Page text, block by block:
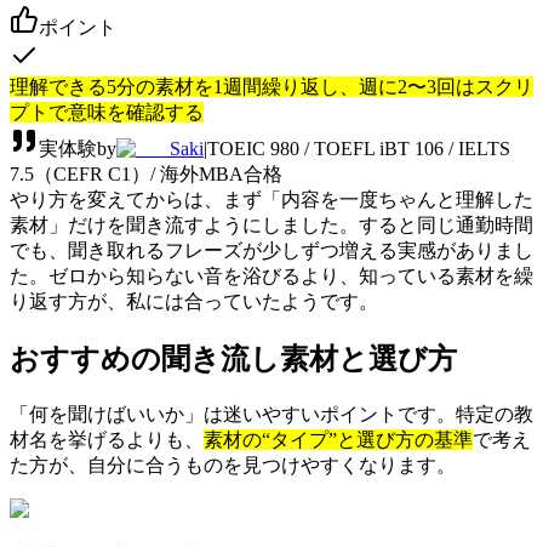
ポイント
理解できる5分の素材を1週間繰り返し、週に2〜3回はスクリ
プトで意味を確認する
実体験by Saki|TOEIC 980 / TOEFL iBT 106 / IELTS
7.5（CEFR C1）/ 海外MBA合格
やり方を変えてからは、まず「内容を一度ちゃんと理解した
素材」だけを聞き流すようにしました。すると同じ通勤時間
でも、聞き取れるフレーズが少しずつ増える実感がありまし
た。ゼロから知らない音を浴びるより、知っている素材を繰
り返す方が、私には合っていたようです。
おすすめの聞き流し素材と選び方
「何を聞けばいいか」は迷いやすいポイントです。特定の教
材名を挙げるよりも、 素材の“タイプ”と選び方の基準で考え
た方が、自分に合うものを見つけやすくなります。